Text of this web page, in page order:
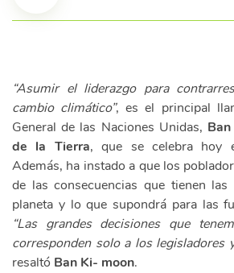
“Asumir el liderazgo para
cambio climático”, es el principal
General de las Naciones Unidas,
de la Tierra, que se celebra hoy
Además, ha instado a que los
de las consecuencias que tienen
planeta y lo que supondrá para las
“Las grandes decisiones que
corresponden solo a los legisladores
resaltó Ban Ki- moon.